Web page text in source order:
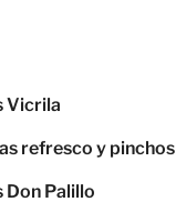
Vicrila
refresco y pinchos
Palillo